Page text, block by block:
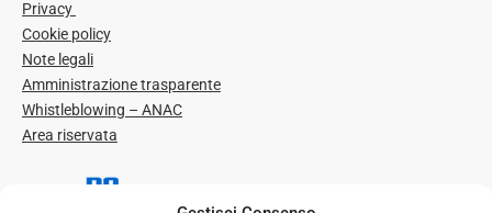
Privacy
Cookie policy
Note legali
Amministrazione trasparente
Whistleblowing – ANAC
Area riservata